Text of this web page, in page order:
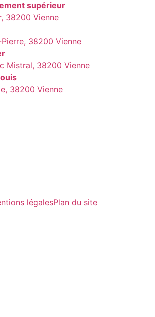
supérieur
38200 Vienne
38200 Vienne
Mistral, 38200 Vienne
38200 Vienne
légalesPlan du site